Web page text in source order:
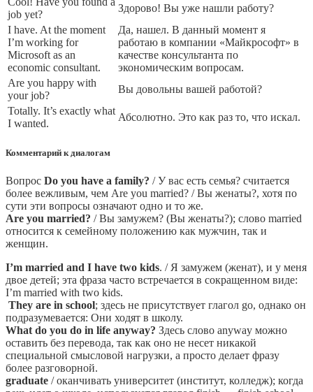
job yet?
Здорово! Вы уже нашли работу?
I have. At the moment
I’m working for
Microsoft as an
economic consultant.
Да, нашел. В данный момент я
работаю в компании «Майкрософт» в
качестве консультанта по
экономическим вопросам.
Are you happy with
your job?
Вы довольны вашей работой?
Totally. It’s exactly what
I wanted.
Абсолютно. Это как раз то, что искал.
Комментарий к диалогам
Вопрос Do you have a family? / У вас есть семья? считается
более вежливым, чем Are you married? / Вы женаты?, хотя по
сути эти вопросы означают одно и то же.
Are you married? / Вы замужем? (Вы женаты?); слово married
относится к семейному положению как мужчин, так и
женщин.
I’m married and I have two kids. / Я замужем (женат), и у меня
двое детей; эта фраза часто встречается в сокращенном виде:
I’m married with two kids.
They are in school; здесь не присутствует глагол go, однако он
подразумевается: Они ходят в школу.
What do you do in life anyway? Здесь слово anyway можно
оставить без перевода, так как оно не несет никакой
специальной смысловой нагрузки, а просто делает фразу
более разговорной.
graduate / оканчивать университет (институт, колледж); когда